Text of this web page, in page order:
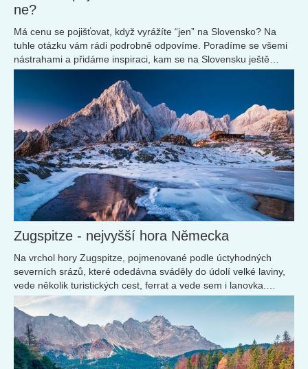
ne?
Má cenu se pojišťovat, když vyrážíte “jen” na Slovensko? Na
tuhle otázku vám rádi podrobně odpovíme. Poradíme se všemi
nástrahami a přidáme inspiraci, kam se na Slovensku ještě
podívat.
Zugspitze - nejvyšší hora Německa
Na vrchol hory Zugspitze, pojmenované podle úctyhodných
severních srázů, které odedávna sváděly do údolí velké laviny,
vede několik turistických cest, ferrat a vede sem i lanovka.
Nejoblíbenější cesta na Zugspitze vede krásnou soutěskou
Höllental, kde na vás ve výšce kolem 2000 m n. m. čeká
zajištěná cesta v podobě traverzu skalní stěnou. Navštivte také
jezero Eibsee a hrad Neuschwanstein.